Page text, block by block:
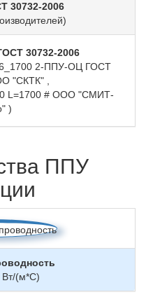
30732-2006
30732-2006
2-ППУ-ОЦ ГОСТ
"СКТК" ,
L=1700 # ООО "СМИТ-
)
ППУ
Вт/(м*С)